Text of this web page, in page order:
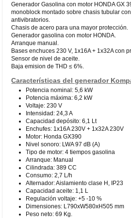
Generador Gasolina con motor HONDA GX
monoblock montado sobre chasis tubular
antivibratorios.
Chasis de acero para una mayor protección.
Generador gasolina con motor HONDA.
Arranque manual.
Bases enchuces 230 V, 1x16A + 1x32A con
Sensor de nivel de aceite.
Baja emision de THD ≤ 6%.
Características del generador
Potencia nominal: 5,6 kW
Potencia máxima: 6,2 kW
Voltaje: 230 V
Intensidad: 24,3 A
Capacidad depósito: 6,1 Lt
Enchufes: 1x16A 230V + 1x32A 230V
Motor: Honda GX390
Nivel sonoro: LWA 97 dB (A)
Tipo de motor: 4 tiempos gasolina
Arranque: Manual
Cilindrada: 389 CC
Consumo: 2,7 L/h
Alternador: Aislamiento clase H, IP23
Capacidad aceite: 1,1 L
Regulación voltaje: +5 -10 %
Dimensiones: L790xW580xH505 mm
Peso neto: 69 Kg.